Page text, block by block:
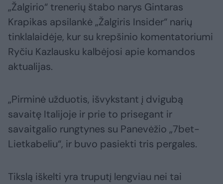
„Žalgirio“ trenerių štabo narys Gintaras
Krapikas apsilankė „Žalgiris Insider“ narių
tinklalaidėje, kur su krepšinio komentatoriumi
Ryčiu Kazlausku kalbėjosi apie komandos
aktualijas.
„Pirminė užduotis, išvykstant į dvigubą
savaitę Italijoje ir prie to prisegant ir
savaitgalio rungtynes su Panevėžio „7bet-
Lietkabeliu“, ir buvo pasiekti tris pergales.
Tikslą iškelti yra truputį lengviau nei tai